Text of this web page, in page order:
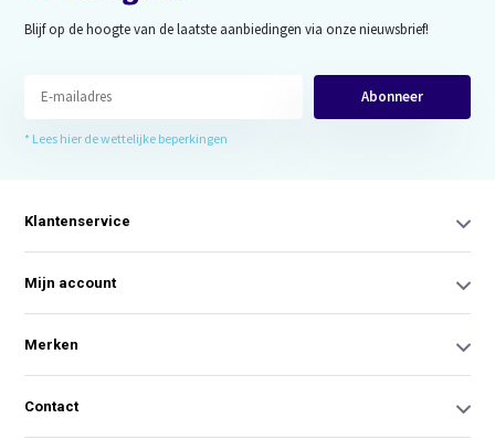
Blijf op de hoogte van de laatste aanbiedingen via onze nieuwsbrief!
Abonneer
* Lees hier de wettelijke beperkingen
Klantenservice
Mijn account
Merken
Contact